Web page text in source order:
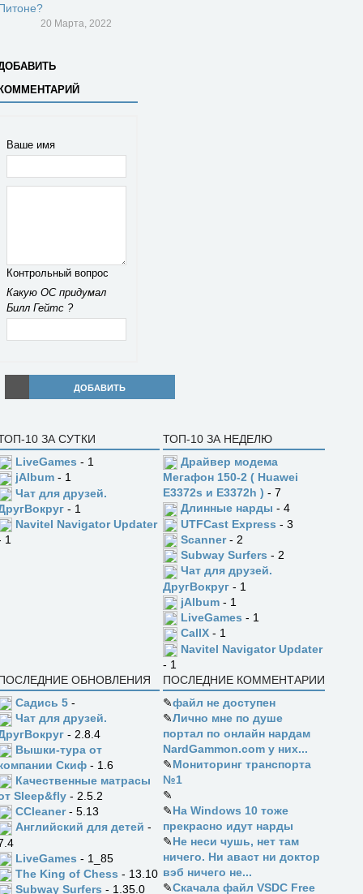
20 Марта, 2022
Ваше имя
Контрольный вопрос
Какую ОС придумал
Билл Гейтс ?
ДОБАВИТЬ
10 ЗА СУТКИ
LiveGames - 1
jAlbum - 1
Чат для друзей.
- 1
Navitel Navigator Updater
1
ТОП-10 ЗА НЕДЕЛЮ
Драйвер модема
Мегафон 150-2 ( Huawei
E3372s и E3372h ) - 7
Длинные нарды - 4
UTFCast Express - 3
Scanner- 2
Subway Surfers - 2
Чат для друзей.
ДругВокруг - 1
jAlbum - 1
LiveGames - 1
CallX - 1
Navitel Navigator Updater
- 1
ОБНОВЛЕНИЯ
Садись 5 -
Чат для друзей.
- 2.8.4
Вышки-тура от
Скиф - 1.6
Качественные матрасы
Sleep&fly - 2.5.2
CCleaner- 5.13
Английский для детей -
LiveGames - 1_85
The King of Chess - 13.10
Subway Surfers - 1.35.0
ПОСЛЕДНИЕ КОММЕНТАРИИ
✎файл не доступен
✎Лично мне по душе
портал по онлайн нардам
NardGammon.com у них...
✎Мониторинг транспорта
№1
✎
✎На Windows 10 тоже
прекрасно идут нарды
✎Не неси чушь, нет там
ничего. Ни аваст ни доктор
вэб ничего не...
✎Скачала файл VSDC Free